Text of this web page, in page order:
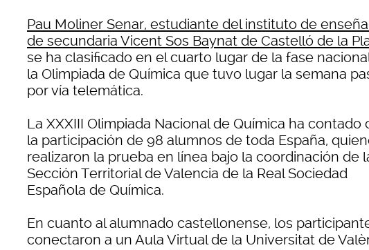
Pau Moliner Senar, estudiante del instituto de
de secundaria Vicent Sos Baynat de Castelló de la
se ha clasificado en el cuarto lugar de la fase
la Olimpiada de Química que tuvo lugar la semana
por vía telemática.
La XXXIII Olimpiada Nacional de Química ha contado
la participación de 98 alumnos de toda España,
realizaron la prueba en línea bajo la coordinación de
Sección Territorial de Valencia de la Real Sociedad
Española de Química.
En cuanto al alumnado castellonense, los
conectaron a un Aula Virtual de la Universitat de